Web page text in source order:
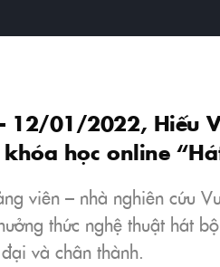
01/2022, Hiếu
học online
viên – nhà nghiên cứu
thức nghệ thuật hát
và chân thành.